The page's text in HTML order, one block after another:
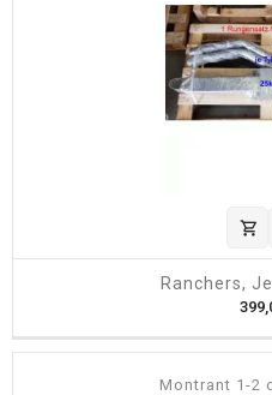
shopping_cart
Ranchers,
Montrant 1-2